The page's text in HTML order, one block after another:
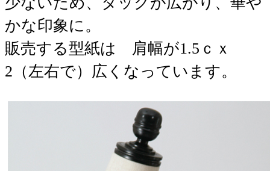
かな印象に。
販売する型紙は 肩幅が1.5ｃｘ
2（左右で）広くなっています。